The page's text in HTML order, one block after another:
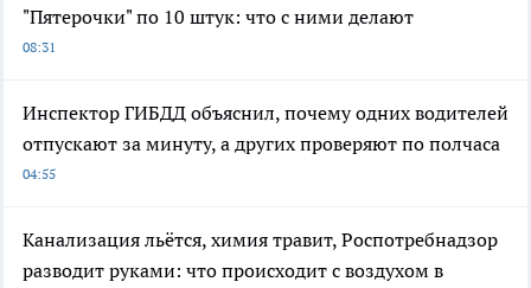
"Пятерочки" по 10 штук: что с ними делают
08:31
Инспектор ГИБДД объяснил, почему одних водителей
отпускают за минуту, а других проверяют по полчаса
04:55
Канализация льётся, химия травит, Роспотребнадзор
разводит руками: что происходит с воздухом в